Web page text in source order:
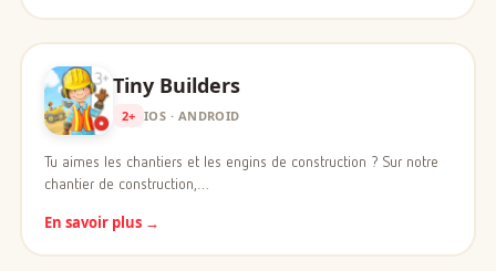
Tiny Builders
2+ IOS · ANDROID
Tu aimes les chantiers et les engins de construction ? Sur notre
chantier de construction,…
En savoir plus →